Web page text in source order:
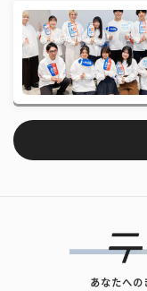
あなたへの